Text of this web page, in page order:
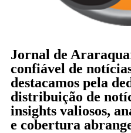
Jornal de
confiável de
destacamos pela
distribuição de
insights valiosos,
e cobertura